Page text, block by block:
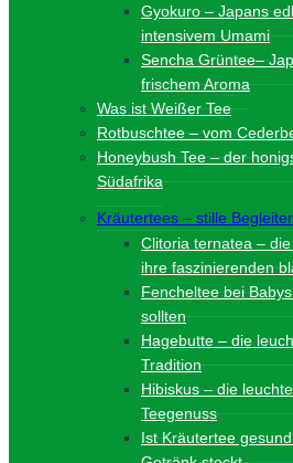
Gyokuro – Japans
intensivem Umami
Sencha Grüntee–
frischem Aroma
Was ist Weißer Tee
Rotbuschtee – vom
Honeybush Tee – der
Südafrika
Kräutertees – stille
Clitoria ternatea –
ihre faszinierenden
Fencheltee bei
sollten
Hagebutte – die
Tradition
Hibiskus – die
Teegenuss
Ist Kräutertee